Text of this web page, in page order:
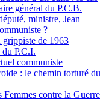
général du P.C.B.
ministre, Jean
?
grippiste de 1963
P.C.I.
communiste
: le chemin torturé du
contre la Guerre